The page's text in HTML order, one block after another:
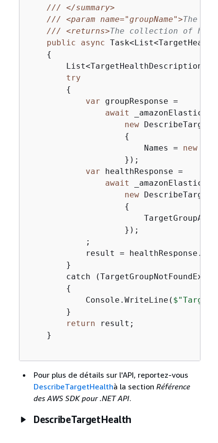
///
</summary>
///
<param name="groupName">The
///
<returns>The collection of
public
async
{
List<TargetHealthDescription>
try
{
var groupResponse =
await
new
{
                        Names =
new
                    });
var healthResponse =
await
new
{
TargetGroupArn
                    });
            ;
result =
        }
catch
{
            Console.WriteLine(
$"Target
        }
return result;
    }
Pour plus de détails sur l'API, reportez-vous
DescribeTargetHealthà la section Référence
des AWS SDK pour .NET API.
DescribeTargetHealth